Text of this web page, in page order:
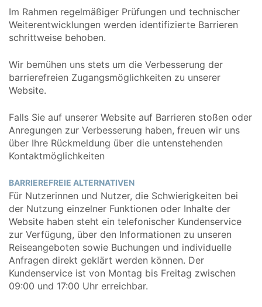
Im Rahmen regelmäßiger Prüfungen und technischer
Weiterentwicklungen werden identifizierte Barrieren
schrittweise behoben.
Wir bemühen uns stets um die Verbesserung der
barrierefreien Zugangsmöglichkeiten zu unserer
Website.
Falls Sie auf unserer Website auf Barrieren stoßen oder
Anregungen zur Verbesserung haben, freuen wir uns
über Ihre Rückmeldung über die untenstehenden
Kontaktmöglichkeiten
BARRIEREFREIE ALTERNATIVEN
Für Nutzerinnen und Nutzer, die Schwierigkeiten bei
der Nutzung einzelner Funktionen oder Inhalte der
Website haben steht ein telefonischer Kundenservice
zur Verfügung, über den Informationen zu unseren
Reiseangeboten sowie Buchungen und individuelle
Anfragen direkt geklärt werden können. Der
Kundenservice ist von Montag bis Freitag zwischen
09:00 und 17:00 Uhr erreichbar.